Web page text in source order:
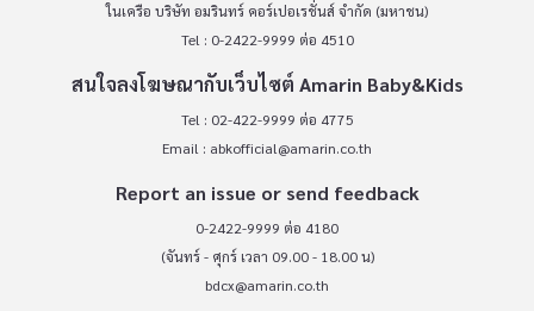
ในเครือ บริษัท อมรินทร์ คอร์เปอเรชั่นส์ จำกัด (มหาชน)
Tel : 0-2422-9999 ต่อ 4510
สนใจลงโฆษณากับเว็บไซต์ Amarin Baby&Kids
Tel : 02-422-9999 ต่อ 4775
Email : abkofficial@amarin.co.th
Report an issue or send feedback
0-2422-9999 ต่อ 4180
(จันทร์ - ศุกร์ เวลา 09.00 - 18.00 น)
bdcx@amarin.co.th